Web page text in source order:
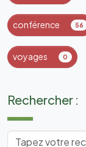
Rechercher :
conférence 56
voyages 0